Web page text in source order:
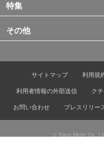
特集
その他
サイトマップ 利用規
利用者情報の外部送信
ク
お問い合わせ
プレスリリー
© Tokyo Metro Co.,